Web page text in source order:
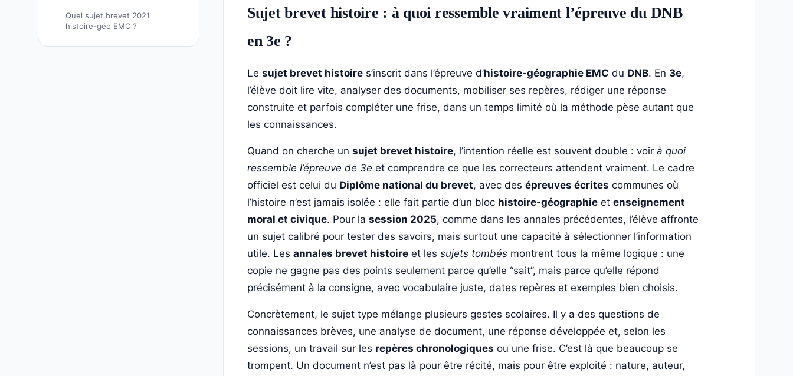
Quel sujet brevet 2021
histoire-géo EMC ?
Sujet brevet histoire : à quoi ressemble vraiment l’épreuve du DNB
en 3e ?
Le sujet brevet histoires’inscrit dans l’épreuve d’histoire-géographie EMC du DNB. En 3e,
l’élève doit lire vite, analyser des documents, mobiliser ses repères, rédiger une réponse
construite et parfois compléter une frise, dans un temps limité où la méthode pèse autant que
les connaissances.
Quand on cherche un sujet brevet histoire, l’intention réelle est souvent double : voir à quoi
ressemble l’épreuve de 3e et comprendre ce que les correcteurs attendent vraiment. Le cadre
officiel est celui du Diplôme national du brevet, avec des épreuves écrites communes où
l’histoire n’est jamais isolée : elle fait partie d’un bloc histoire-géographieet enseignement
moral et civique. Pour la session 2025, comme dans les annales précédentes, l’élève affronte
un sujet calibré pour tester des savoirs, mais surtout une capacité à sélectionner l’information
utile. Les annales brevet histoireet les sujets tombésmontrent tous la même logique : une
copie ne gagne pas des points seulement parce qu’elle “sait”, mais parce qu’elle répond
précisément à la consigne, avec vocabulaire juste, dates repères et exemples bien choisis.
Concrètement, le sujet type mélange plusieurs gestes scolaires. Il y a des questions de
connaissances brèves, une analyse de document, une réponse développée et, selon les
sessions, un travail sur les repères chronologiques ou une frise. C’est là que beaucoup se
trompent. Un document n’est pas là pour être récité, mais pour être exploité : nature, auteur,